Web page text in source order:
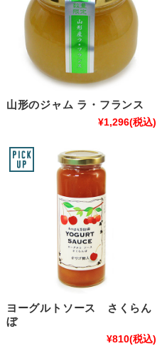
山形のジャム ラ・フランス
¥1,296(税込)
ヨーグルトソース さくらん
ぼ
¥810(税込)